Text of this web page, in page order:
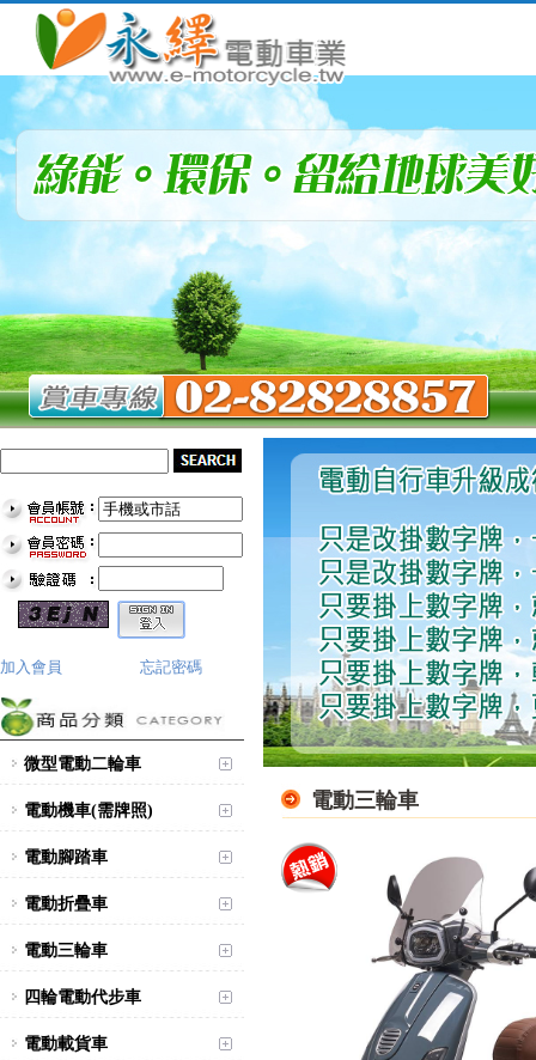
加入會員 忘記密碼
微型電動二輪車
電動機車(需牌照)
電動腳踏車
電動折疊車
電動三輪車
四輪電動代步車
電動載貨車
電動三輪車